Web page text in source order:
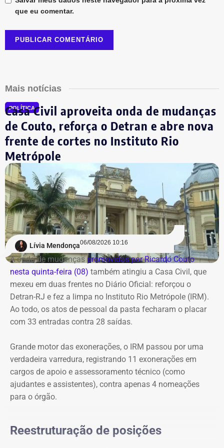
que eu comentar.
Mais notícias
POLÍTICA
Casa Civil aproveita onda de mudanças
de Couto, reforça o Detran e abre nova
frente de cortes no Instituto Rio
Metrópole
Lívia Mendonça06/08/2026 10:16
A onda de mudançaspromovidas por Ricardo Couto
nesta quinta-feira (08) também atingiu a Casa Civil, que
mexeu em duas frentes no Diário Oficial: reforçou o
Detran-RJ e fez a limpa no Instituto Rio Metrópole (IRM).
Ao todo, os atos de pessoal da pasta fecharam o placar
com 33 entradas contra 28 saídas.
Grande motor das exonerações, o IRM passou por uma
verdadeira varredura, registrando 11 exonerações em
cargos de apoio e assessoramento técnico (como
ajudantes e assistentes), contra apenas 4 nomeações
para o órgão.
Reestruturação de posições